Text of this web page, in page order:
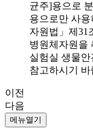
균주]용으로
용으로만 사용
자원법」제31
병원체자원을
실험실 생물
참고하시기 바
이전
다음
메뉴열기